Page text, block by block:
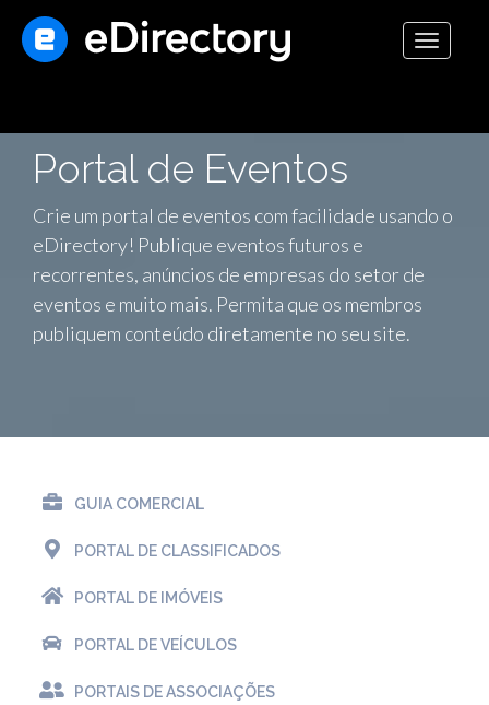
Toggle
Portal de Eventos
Crie um portal de eventos com facilidade usando o
eDirectory! Publique eventos futuros e
recorrentes, anúncios de empresas do setor de
eventos e muito mais. Permita que os membros
publiquem conteúdo diretamente no seu site.
GUIA COMERCIAL
PORTAL DE CLASSIFICADOS
PORTAL DE IMÓVEIS
PORTAL DE VEÍCULOS
PORTAIS DE ASSOCIAÇÕES